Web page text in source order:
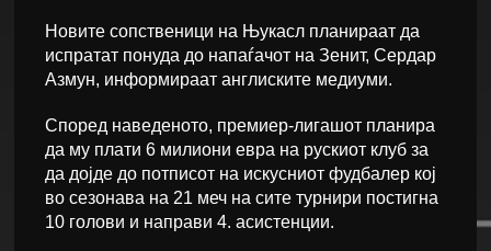
Новите сопственици на Њукасл планираат да
испратат понуда до напаѓачот на Зенит, Сердар
Азмун, информираат англиските медиуми.
Според наведеното, премиер-лигашот планира
да му плати 6 милиони евра на рускиот клуб за
да дојде до потписот на искусниот фудбалер кој
во сезонава на 21 меч на сите турнири постигна
10 голови и направи 4. асистенции.